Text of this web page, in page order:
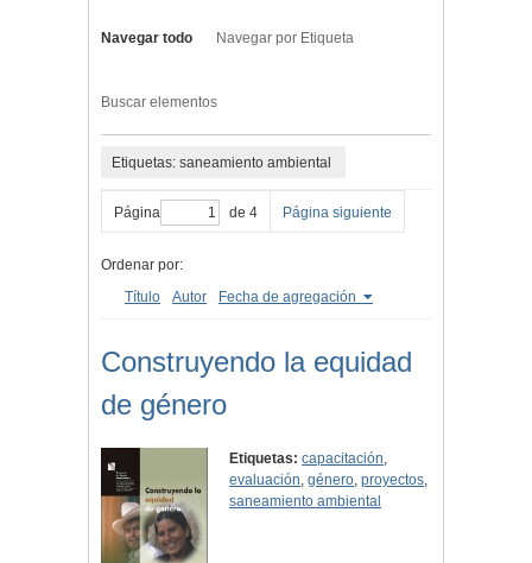
Navegar todo Navegar por Etiqueta
Buscar elementos
Etiquetas: saneamiento ambiental
Página de 4 Página siguiente
Ordenar por:
Título
Autor Fecha de agregación
Construyendo la equidad
de género
Etiquetas: capacitación,
evaluación,género,proyectos,
saneamiento ambiental